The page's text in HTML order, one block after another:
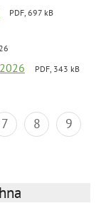
PDF, 697 kB
PDF, 343 kB
7 8
9